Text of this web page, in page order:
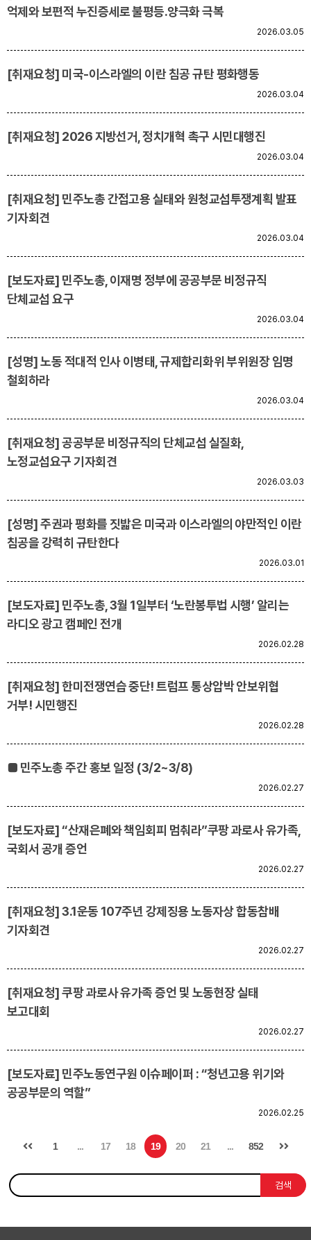
억제와 보편적 누진증세로 불평등․양극화 극복
2026.03.05
[취재요청] 미국-이스라엘의 이란 침공 규탄 평화행동
2026.03.04
[취재요청] 2026 지방선거, 정치개혁 촉구 시민대행진
2026.03.04
[취재요청] 민주노총 간접고용 실태와 원청교섭투쟁계획 발표
기자회견
2026.03.04
[보도자료] 민주노총, 이재명 정부에 공공부문 비정규직
단체교섭 요구
2026.03.04
[성명] 노동 적대적 인사 이병태, 규제합리화위 부위원장 임명
철회하라
2026.03.04
[취재요청] 공공부문 비정규직의 단체교섭 실질화,
노정교섭요구 기자회견
2026.03.03
[성명] 주권과 평화를 짓밟은 미국과 이스라엘의 야만적인 이란
침공을 강력히 규탄한다
2026.03.01
[보도자료] 민주노총, 3월 1일부터 ‘노란봉투법 시행’ 알리는
라디오 광고 캠페인 전개
2026.02.28
[취재요청] 한미전쟁연습 중단! 트럼프 통상압박 안보위협
거부! 시민행진
2026.02.28
■ 민주노총 주간 홍보 일정 (3/2~3/8)
2026.02.27
[보도자료] “산재은폐와 책임회피 멈춰라”쿠팡 과로사 유가족,
국회서 공개 증언
2026.02.27
[취재요청] 3.1운동 107주년 강제징용 노동자상 합동참배
기자회견
2026.02.27
[취재요청] 쿠팡 과로사 유가족 증언 및 노동현장 실태
보고대회
2026.02.27
[보도자료] 민주노동연구원 이슈페이퍼 : “청년고용 위기와
공공부문의 역할”
2026.02.25
1 ... 17 18 19 20 21 ... 852
검색